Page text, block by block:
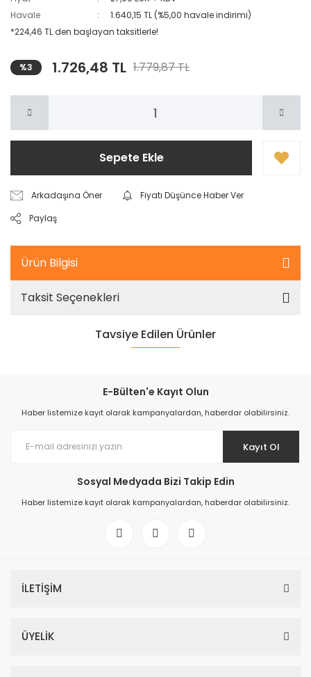
Havale
1.640,15 TL (%5,00 havale indirimi)
*224,46 TL den başlayan taksitlerle!
%3 1.726,48 TL 1.779,87 TL
Sepete Ekle
Arkadaşına Öner
Fiyatı Düşünce Haber Ver
Paylaş
Ürün Bilgisi
Taksit Seçenekleri
Tavsiye Edilen Ürünler
E-Bülten'e Kayıt Olun
Haber listemize kayıt olarak kampanyalardan, haberdar olabilirsiniz.
Kayıt Ol
Sosyal Medyada Bizi Takip Edin
Haber listemize kayıt olarak kampanyalardan, haberdar olabilirsiniz.
İLETİŞİM
ÜYELİK